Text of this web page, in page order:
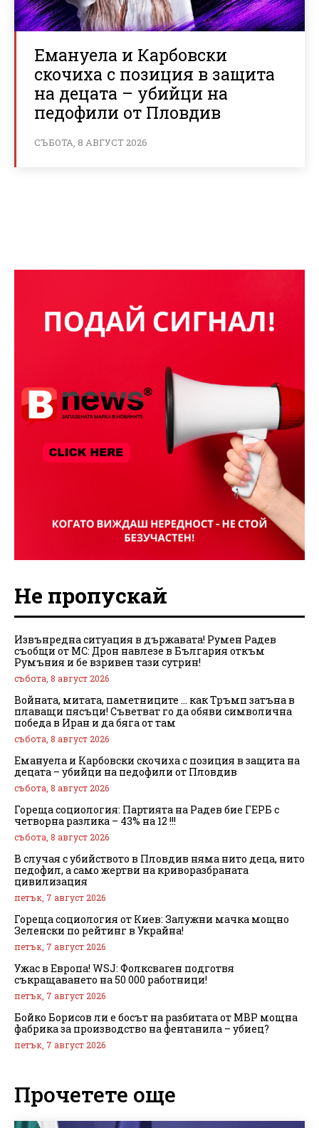
Емануела и Карбовски
скочиха с позиция в защита
на децата – убийци на
педофили от Пловдив
СЪБОТА, 8 АВГУСТ 2026
Не пропускай
Извънредна ситуация в държавата! Румен Радев
съобщи от МС: Дрон навлезе в България откъм
Румъния и бе взривен тази сутрин!
събота, 8 август 2026
Войната, митата, паметниците … как Тръмп затъна в
плаващи пясъци! Съветват го да обяви символична
победа в Иран и да бяга от там
събота, 8 август 2026
Емануела и Карбовски скочиха с позиция в защита на
децата – убийци на педофили от Пловдив
събота, 8 август 2026
Гореща социология: Партията на Радев бие ГЕРБ с
четворна разлика – 43% на 12 !!!
събота, 8 август 2026
В случая с убийството в Пловдив няма нито деца, нито
педофил, а само жертви на криворазбраната
цивилизация
петък, 7 август 2026
Гореща социология от Киев: Залужни мачка мощно
Зеленски по рейтинг в Украйна!
петък, 7 август 2026
Ужас в Европа! WSJ: Фолксваген подготвя
съкращаването на 50 000 работници!
петък, 7 август 2026
Бойко Борисов ли е босът на разбитата от МВР мощна
фабрика за производство на фентанила – убиец?
петък, 7 август 2026
Прочетете още